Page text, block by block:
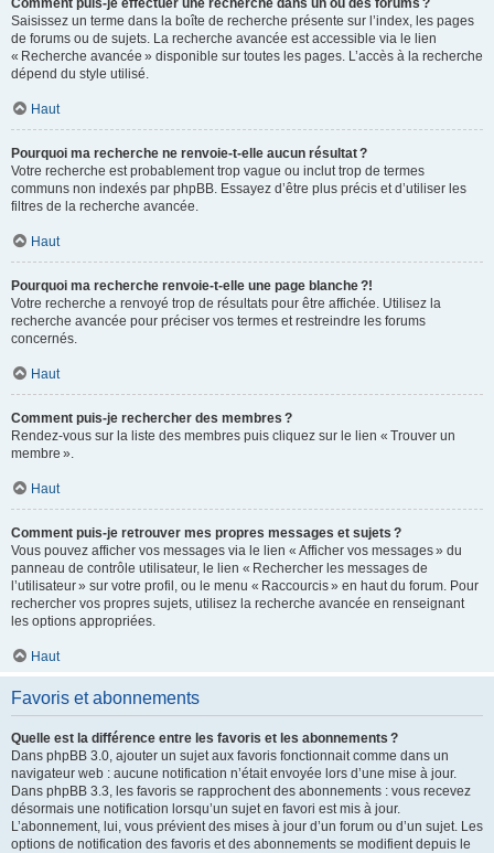
Comment puis-je effectuer une recherche dans un ou des forums ?
Saisissez un terme dans la boîte de recherche présente sur l’index, les pages
de forums ou de sujets. La recherche avancée est accessible via le lien
« Recherche avancée » disponible sur toutes les pages. L’accès à la recherche
dépend du style utilisé.
Haut
Pourquoi ma recherche ne renvoie-t-elle aucun résultat ?
Votre recherche est probablement trop vague ou inclut trop de termes
communs non indexés par phpBB. Essayez d’être plus précis et d’utiliser les
filtres de la recherche avancée.
Haut
Pourquoi ma recherche renvoie-t-elle une page blanche ?!
Votre recherche a renvoyé trop de résultats pour être affichée. Utilisez la
recherche avancée pour préciser vos termes et restreindre les forums
concernés.
Haut
Comment puis-je rechercher des membres ?
Rendez-vous sur la liste des membres puis cliquez sur le lien « Trouver un
membre ».
Haut
Comment puis-je retrouver mes propres messages et sujets ?
Vous pouvez afficher vos messages via le lien « Afficher vos messages » du
panneau de contrôle utilisateur, le lien « Rechercher les messages de
l’utilisateur » sur votre profil, ou le menu « Raccourcis » en haut du forum. Pour
rechercher vos propres sujets, utilisez la recherche avancée en renseignant
les options appropriées.
Haut
Favoris et abonnements
Quelle est la différence entre les favoris et les abonnements ?
Dans phpBB 3.0, ajouter un sujet aux favoris fonctionnait comme dans un
navigateur web : aucune notification n’était envoyée lors d’une mise à jour.
Dans phpBB 3.3, les favoris se rapprochent des abonnements : vous recevez
désormais une notification lorsqu’un sujet en favori est mis à jour.
L’abonnement, lui, vous prévient des mises à jour d’un forum ou d’un sujet. Les
options de notification des favoris et des abonnements se modifient depuis le